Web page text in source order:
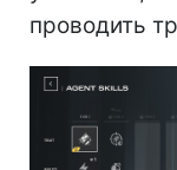
проводить